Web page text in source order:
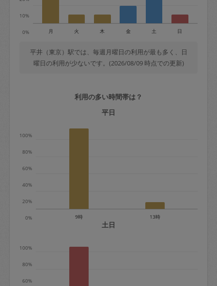
＋交通費全額
依頼者不在による当日キャンセル＝依頼
期は月2回まで隔週定期は月1回までキャ
ンセル料は発生しません。それ以上はキ
ャンセル料が発生します。
※キャンセル料金の設定について：
定期依頼1回（3時間）の金額とスポット
0%
10%
月 火 木 金 土 日
平井（東京）駅では、毎週月曜日の利用が最も多く、日
曜日の利用が少ないです。(2026/08/09 時点での更新)
利用の多い時間帯は？
平日
0%
20%
40%
60%
80%
100%
9時 13時
土日
60%
80%
100%